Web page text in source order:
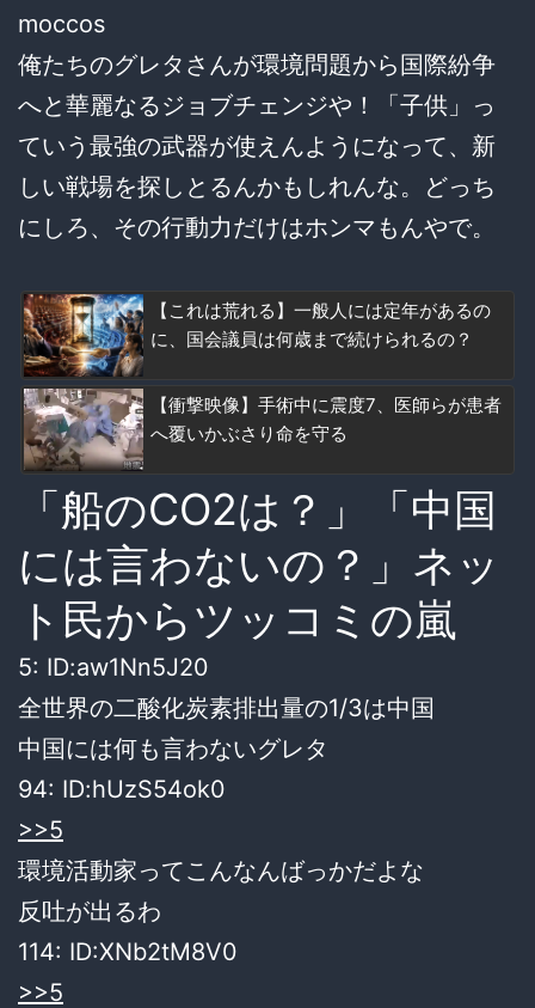
moccos
俺たちのグレタさんが環境問題から国際紛争
へと華麗なるジョブチェンジや！「子供」っ
ていう最強の武器が使えんようになって、新
しい戦場を探しとるんかもしれんな。どっち
にしろ、その行動力だけはホンマもんやで。
【これは荒れる】一般人には定年があるの
に、国会議員は何歳まで続けられるの？
【衝撃映像】手術中に震度7、医師らが患者
へ覆いかぶさり命を守る
「船のCO2は？」「中国
には言わないの？」ネッ
ト民からツッコミの嵐
5: ID:aw1Nn5J20
全世界の二酸化炭素排出量の1/3は中国
中国には何も言わないグレタ
94: ID:hUzS54ok0
>>5
環境活動家ってこんなんばっかだよな
反吐が出るわ
114: ID:XNb2tM8V0
>>5